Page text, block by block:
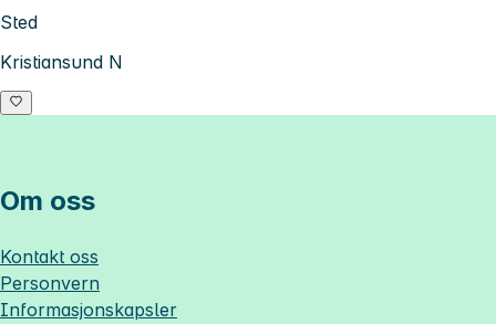
Sted
Kristiansund N
Om oss
Kontakt oss
Personvern
Informasjonskapsler